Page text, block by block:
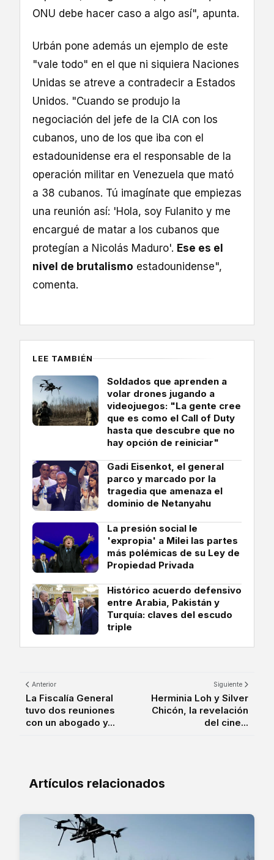
ONU debe hacer caso a algo así", apunta.
Urbán pone además un ejemplo de este
"vale todo" en el que ni siquiera Naciones
Unidas se atreve a contradecir a Estados
Unidos. "Cuando se produjo la
negociación del jefe de la CIA con los
cubanos, uno de los que iba con el
estadounidense era el responsable de la
operación militar en Venezuela que mató
a 38 cubanos. Tú imagínate que empiezas
una reunión así: 'Hola, soy Fulanito y me
encargué de matar a los cubanos que
protegían a Nicolás Maduro'. Ese es el
nivel de brutalismo estadounidense",
comenta.
LEE TAMBIÉN
Soldados que aprenden a
volar drones jugando a
videojuegos: "La gente cree
que es como el Call of Duty
hasta que descubre que no
hay opción de reiniciar"
Gadi Eisenkot, el general
parco y marcado por la
tragedia que amenaza el
dominio de Netanyahu
La presión social le
'expropia' a Milei las partes
más polémicas de su Ley de
Propiedad Privada
Histórico acuerdo defensivo
entre Arabia, Pakistán y
Turquía: claves del escudo
triple
Anterior
La Fiscalía General
tuvo dos reuniones
con un abogado y...
Siguiente
Herminia Loh y Silver
Chicón, la revelación
del cine...
Artículos relacionados